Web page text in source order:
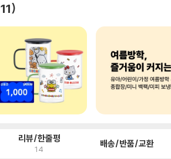
11
리뷰/한줄평
14 배송/반품/교환